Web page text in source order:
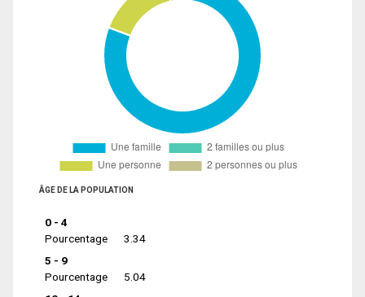
ÂGE DE LA POPULATION
0 - 4
Pourcentage
3.34
5 - 9
Pourcentage
5.04